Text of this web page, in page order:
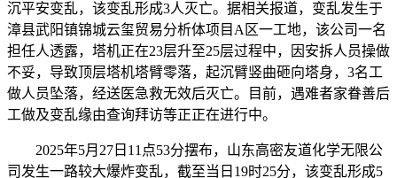
沉平安变乱，该变乱形成3人灭亡。据相关报道，变乱发生于
漳县武阳镇锦城云玺贸易分析体项目A区一工地，该公司一名
担任人透露，塔机正在23层升至25层过程中，因安拆人员操做
不妥，导致顶层塔机塔臂零落，起沉臂竖曲砸向塔身，3名工
做人员坠落，经送医急救无效后灭亡。目前，遇难者家眷善后
工做及变乱缘由查询拜访等正正在进行中。
2025年5月27日11点53分摆布，山东高密友道化学无限公
司发生一路较大爆炸变乱，截至当日19时25分，该变乱形成5